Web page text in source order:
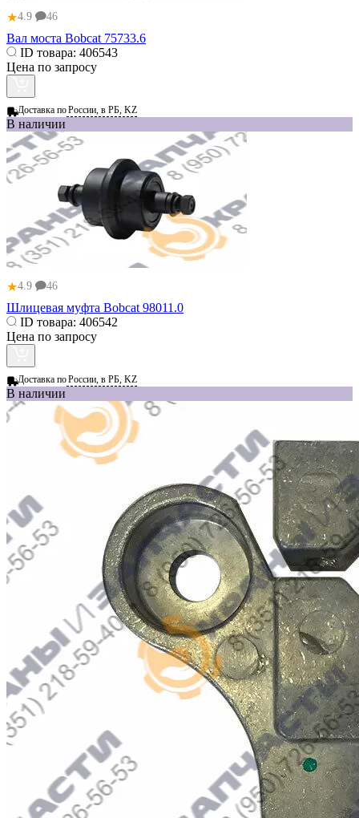
★4.9 46
Вал моста Bobcat 75733.6
ID товара: 406543
Цена по запросу
Доставка поРоссии, в РБ, KZ
В наличии
★4.9 46
Шлицевая муфта Bobcat 98011.0
ID товара: 406542
Цена по запросу
Доставка поРоссии, в РБ, KZ
В наличии